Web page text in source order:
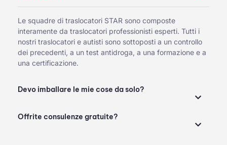
Le squadre di traslocatori STAR sono composte
interamente da traslocatori professionisti esperti. Tutti i
nostri traslocatori e autisti sono sottoposti a un controllo
dei precedenti, a un test antidroga, a una formazione e a
una certificazione.
Devo imballare le mie cose da solo?
Offrite consulenze gratuite?